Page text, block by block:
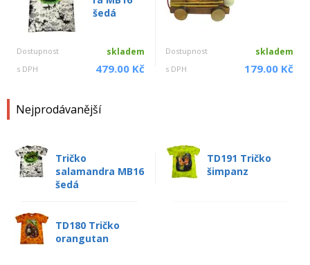
šedá
Dostupnost skladem
s DPH 479.00 Kč
Dostupnost skladem
s DPH 179.00 Kč
Nejprodávanější
Tričko
salamandra MB16
šedá
TD191 Tričko
šimpanz
TD180 Tričko
orangutan